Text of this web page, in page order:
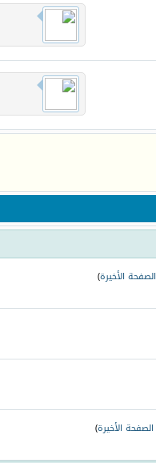
الصفحة الأخيرة)
الصفحة الأخيرة)